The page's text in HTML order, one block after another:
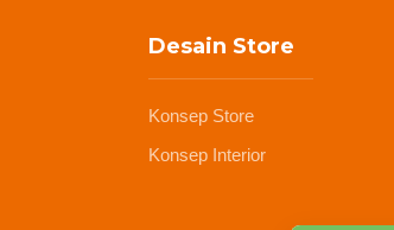
Desain Store
Konsep Store
Konsep Interior